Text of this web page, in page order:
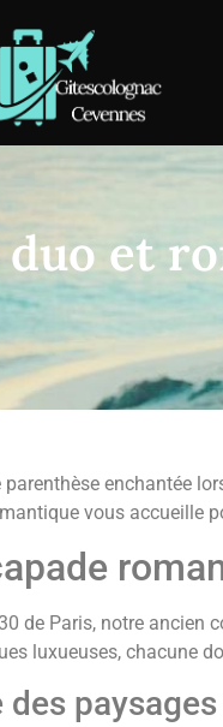
duo et
parenthèse enchantée
vous accueille
de Paris, notre ancien
luxueuses, chacune
des